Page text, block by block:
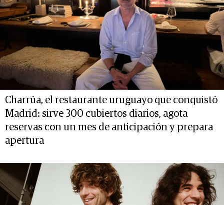
Charrúa, el restaurante uruguayo que conquistó
Madrid: sirve 300 cubiertos diarios, agota
reservas con un mes de anticipación y prepara
apertura